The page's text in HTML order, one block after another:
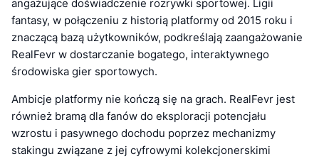
angażujące doświadczenie rozrywki sportowej. Ligii
fantasy, w połączeniu z historią platformy od 2015 roku i
znaczącą bazą użytkowników, podkreślają zaangażowanie
RealFevr w dostarczanie bogatego, interaktywnego
środowiska gier sportowych.
Ambicje platformy nie kończą się na grach. RealFevr jest
również bramą dla fanów do eksploracji potencjału
wzrostu i pasywnego dochodu poprzez mechanizmy
stakingu związane z jej cyfrowymi kolekcjonerskimi